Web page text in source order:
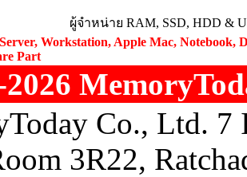
ผู้จำหน่าย RAM, SSD, HDD &
Workstation, Apple Mac, Notebook,
Part
Co., Ltd.
3R22,